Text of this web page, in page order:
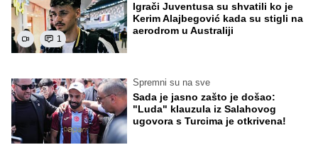
1
Igrači Juventusa su shvatili ko je
Kerim Alajbegović kada su stigli na
aerodrom u Australiji
Spremni su na sve
Sada je jasno zašto je došao:
"Luda" klauzula iz Salahovog
ugovora s Turcima je otkrivena!